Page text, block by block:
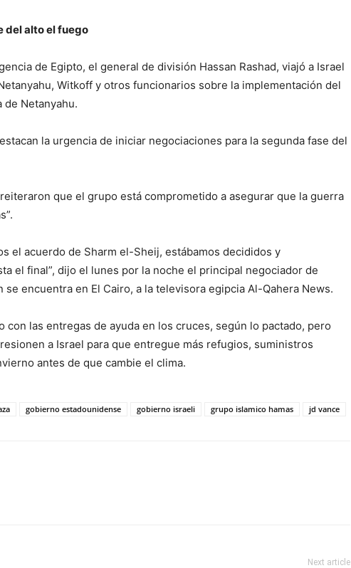
del alto el fuego
de Egipto, el general de división Hassan Rashad, viajó a Israel
Witkoff y otros funcionarios sobre la implementación del
Netanyahu.
la urgencia de iniciar negociaciones para la segunda fase del
que el grupo está comprometido a asegurar que la guerra
el acuerdo de Sharm el-Sheij, estábamos decididos y
el final”, dijo el lunes por la noche el principal negociador de
se encuentra en El Cairo, a la televisora egipcia Al-Qahera News.
con las entregas de ayuda en los cruces, según lo pactado, pero
a Israel para que entregue más refugios, suministros
antes de que cambie el clima.
gobierno estadounidense gobierno israeli grupo islamico hamas jd vance
Next article